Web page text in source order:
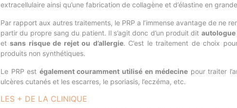
extracellulaire ainsi qu’une fabrication de collagène et d’élastine en
Par rapport aux autres traitements, le PRP a l’immense avantage de ne
partir du propre sang du patient. Il s’agit donc d’un produit dit autologue
etsans risque de rejet ou d’allergie. C’est le traitement de choix
produits non synthétiques.
Le PRP est également couramment utilisé en médecine pour traiter
ulcères cutanés et les escarres, le psoriasis, l’eczéma, etc.
LES + DE LA CLINIQUE